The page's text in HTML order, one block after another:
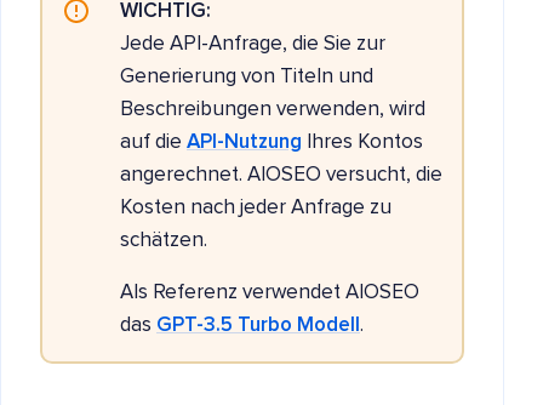
WICHTIG:
Jede API-Anfrage, die Sie zur
Generierung von Titeln und
Beschreibungen verwenden, wird
auf die API-Nutzung Ihres Kontos
angerechnet. AIOSEO versucht, die
Kosten nach jeder Anfrage zu
schätzen.
Als Referenz verwendet AIOSEO
das GPT-3.5 Turbo Modell .